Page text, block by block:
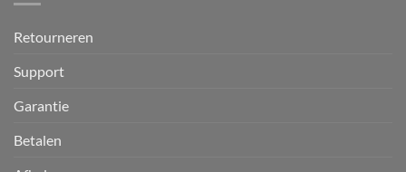
Retourneren
Support
Garantie
Betalen